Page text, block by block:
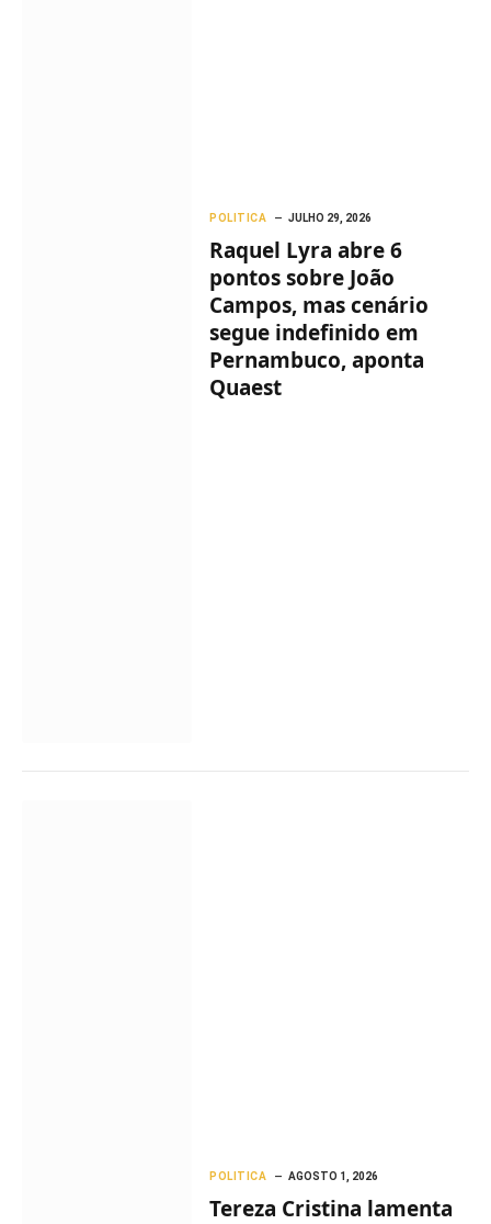
POLITICA JULHO 29, 2026
Raquel Lyra abre 6
pontos sobre João
Campos, mas cenário
segue indefinido em
Pernambuco, aponta
Quaest
POLITICA AGOSTO 1, 2026
Tereza Cristina lamenta